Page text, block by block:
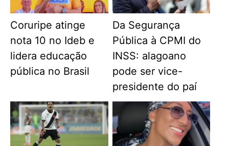
Coruripe atinge
nota 10 no Ideb e
lidera educação
pública no Brasil
Da Segurança
Pública à CPMI do
INSS: alagoano
pode ser vice-
presidente do paí